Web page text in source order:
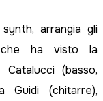
arrangia gli
ha visto la
(basso,
Guidi (chitarre),